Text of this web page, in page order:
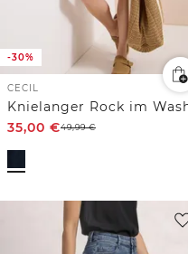
-30%
CECIL
35,00 €49,99€